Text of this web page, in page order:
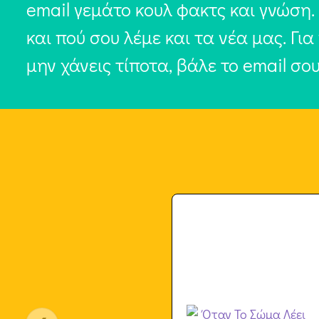
email γεμάτο κουλ φακτς και
και πού σου λέμε και τα νέα μας.
μην χάνεις τίποτα, βάλε το email